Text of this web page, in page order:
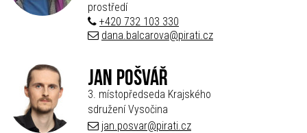
prostředí
+420 732 103 330
dana.balcarova@pirati.cz
Jan Pošvář
3. místopředseda Krajského
sdružení Vysočina
jan.posvar@pirati.cz